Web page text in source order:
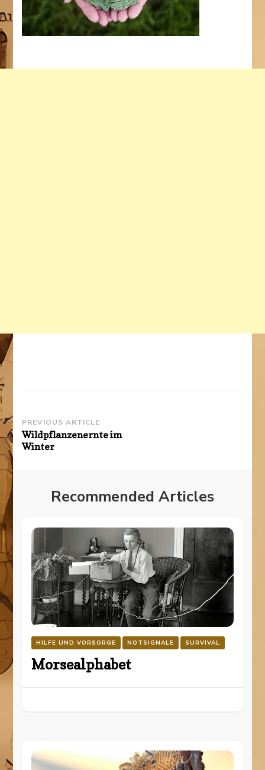
Post
Navigation
PREVIOUS ARTICLE
Wildpflanzenernte im
Winter
Recommended Articles
HILFE UND VORSORGE NOTSIGNALE SURVIVAL
Morsealphabet